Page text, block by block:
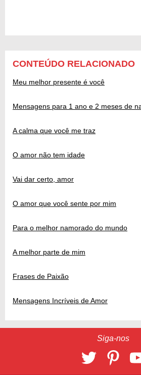
CONTEÚDO RELACIONADO
Meu melhor presente é você
Mensagens para 1 ano e 2 meses de
A calma que você me traz
O amor não tem idade
Vai dar certo, amor
O amor que você sente por mim
Para o melhor namorado do mundo
A melhor parte de mim
Frases de Paixão
Mensagens Incríveis de Amor
Siga-nos